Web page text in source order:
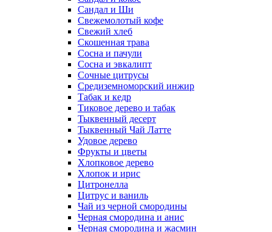
Сандал и Ши
Свежемолотый кофе
Свежий хлеб
Скошенная трава
Сосна и пачули
Сосна и эвкалипт
Сочные цитрусы
Средиземноморский инжир
Табак и кедр
Тиковое дерево и табак
Тыквенный десерт
Тыквенный Чай Латте
Удовое дерево
Фрукты и цветы
Хлопковое дерево
Хлопок и ирис
Цитронелла
Цитрус и ваниль
Чай из черной смородины
Черная смородина и анис
Черная смородина и жасмин